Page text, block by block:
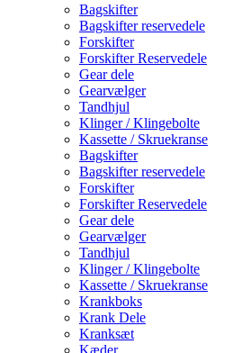
Bagskifter
Bagskifter reservedele
Forskifter
Forskifter Reservedele
Gear dele
Gearvælger
Tandhjul
Klinger / Klingebolte
Kassette / Skruekranse
Bagskifter
Bagskifter reservedele
Forskifter
Forskifter Reservedele
Gear dele
Gearvælger
Tandhjul
Klinger / Klingebolte
Kassette / Skruekranse
Krankboks
Krank Dele
Kranksæt
Kæder